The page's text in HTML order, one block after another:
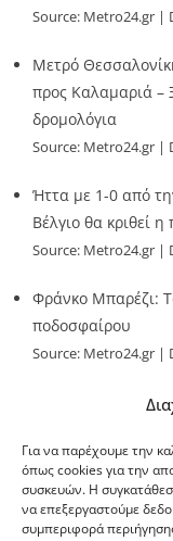
Για να παρέχουμε την
όπως cookies για την
συσκευών. Η
να επεξεργαστούμε
συμπεριφορά
Source: Metro24.gr
Μετρό
προς Καλαμαριά –
δρομολόγια
Source: Metro24.gr
Ήττα με 1-0 από
Βέλγιο θα κριθεί η
Source: Metro24.gr
Φράνκο Μπαρέζι:
ποδοσφαίρου
Source: Metro24.gr
G-point.gr